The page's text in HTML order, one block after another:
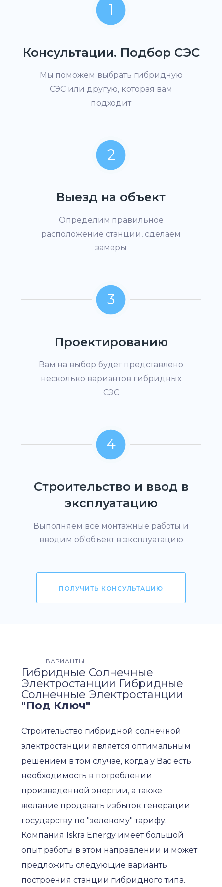
1
Консультации. Подбор СЭС
Мы поможем выбрать гибридную
СЭС или другую, которая вам
подходит
2
Выезд на объект
Определим правильное
расположение станции, сделаем
замеры
3
Проектированию
Вам на выбор будет представлено
несколько вариантов гибридных
СЭС
4
Строительство и ввод в
эксплуатацию
Выполняем все монтажные работы и
вводим об'объект в эксплуатацию
ПОЛУЧИТЬ КОНСУЛЬТАЦИЮ
ВАРИАНТЫ
Гибридные Солнечные
Электростанции Гибридные
Солнечные Электростанции
"Под Ключ"
Строительство гибридной солнечной
электростанции является оптимальным
решением в том случае, когда у Вас есть
необходимость в потреблении
произведенной энергии, а также
желание продавать избыток генерации
государству по "зеленому" тарифу.
Компания Iskra Energy имеет большой
опыт работы в этом направлении и может
предложить следующие варианты
построения станции гибридного типа.